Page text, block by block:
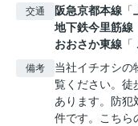
交通 阪急京都本線 「
地下鉄今里筋線
おおさか東線 「
備考
当社イチオシの
覧ください。徒
あります。防犯
件です。こちら